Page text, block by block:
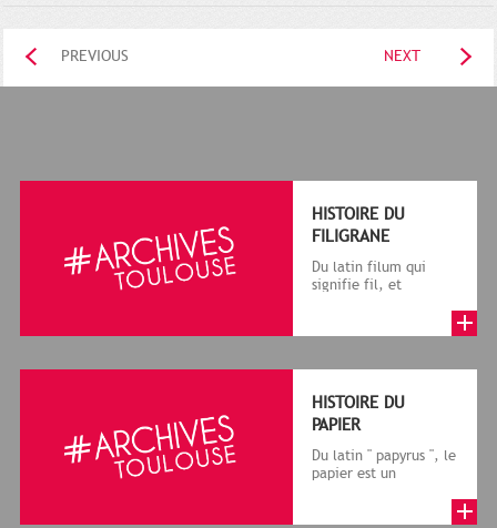
PREVIOUS NEXT
HISTOIRE DU
FILIGRANE
Du latin filum qui
signifie fil, et
le cadre de la f...
HISTOIRE DU
PAPIER
Du latin " papyrus ", le
papier est un